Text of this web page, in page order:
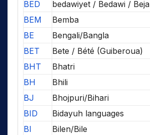
BED
bedawiyet / Bedawi / Beja
BEM
Bemba
BE
Bengali/Bangla
BET
Bete / Bété (Guiberoua)
BHT
Bhatri
BH
Bhili
BJ
Bhojpuri/Bihari
BID
Bidayuh languages
BI
Bilen/Bile